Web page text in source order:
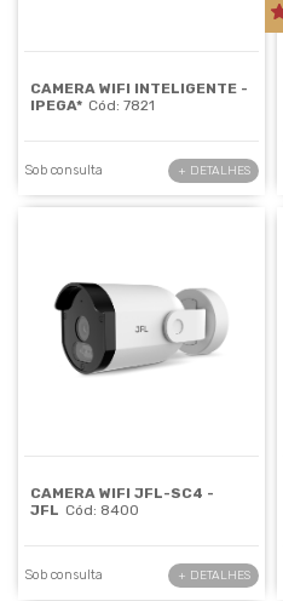
CAMERA WIFI INTELIGENTE -
IPEGA* Cód: 7821
Sob consulta + DETALHES
CAMERA WIFI JFL-SC4 -
JFL Cód: 8400
Sob consulta + DETALHES